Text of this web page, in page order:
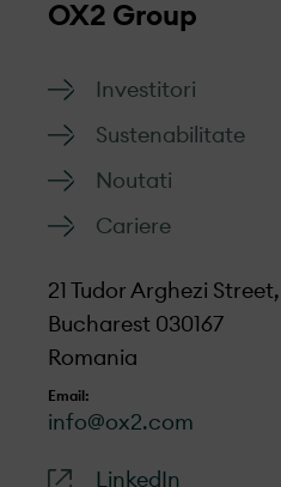
OX2 Group
Investitori
Sustenabilitate
Noutati
Cariere
21 Tudor Arghezi
Bucharest 030167
Romania
Email:
info@ox2.com
LinkedIn